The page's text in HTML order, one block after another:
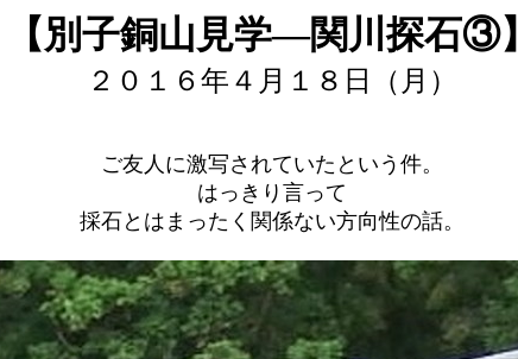
【別子銅山見学―関川探石③】
２０１６年４月１８日（月）
ご友人に激写されていたという件。
はっきり言って
採石とはまったく関係ない方向性の話。